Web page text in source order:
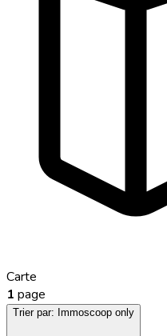
Carte
1 page
Trier par: Immoscoop only